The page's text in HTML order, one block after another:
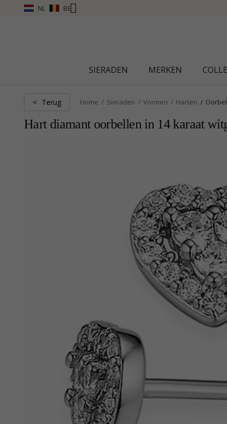
NL BE
SIERADEN MERKEN
< Terug Home Sieraden Vormen Harten
Hart diamant oorbellen in 14 karaat